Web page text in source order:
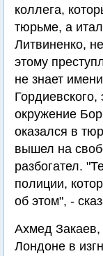
коллега,
тюрьме, а
Литвиненко,
этому
не знает
Гордиевского,
окружение
оказался в
вышел на
разбогател.
полиции,
об этом", -
Ахмед Закаев,
Лондоне в